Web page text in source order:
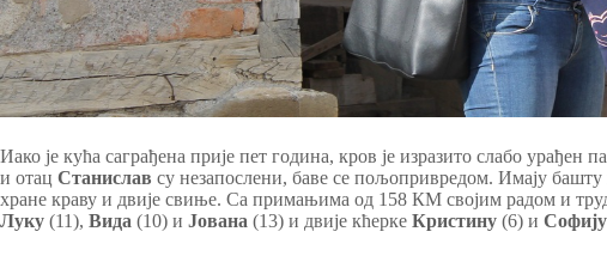
Иако је кућа саграђена прије пет година, кров је изразито слабо урађен
и отац Станислав су незапослени, баве се пољопривредом. Имају
хране краву и двије свиње. Са примањима од 158 КМ својим радом и
Луку (11), Вида (10) и Јована (13) и двије кћерке Кристину (6) и Софију